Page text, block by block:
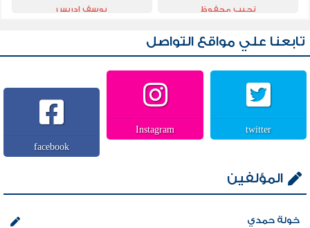
نجيب محفوظ يوسف إدريس
تابعنا علي مواقع التواصل
twitter
Instagram
facebook
المؤلفين
خولة حمدي